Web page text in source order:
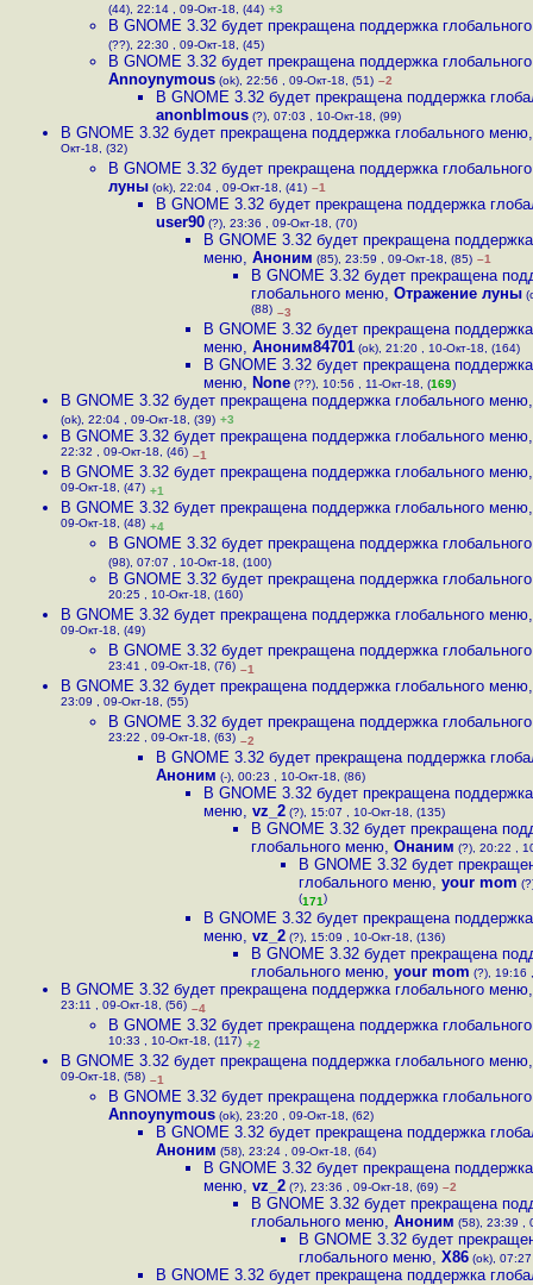
(44), 22:14 , 09-Окт-18, (44) +3
В GNOME 3.32 будет прекращена поддержка
(??), 22:30 , 09-Окт-18, (45)
В GNOME 3.32 будет прекращена поддержка
Annoynymous (ok), 22:56 , 09-Окт-18, (51) –2
В GNOME 3.32 будет прекращена поддержка
anonblmous (?), 07:03 , 10-Окт-18, (99)
В GNOME 3.32 будет прекращена поддержка глобального меню
Окт-18, (32)
В GNOME 3.32 будет прекращена поддержка
луны (ok), 22:04 , 09-Окт-18, (41) –1
В GNOME 3.32 будет прекращена поддержка
user90 (?), 23:36 , 09-Окт-18, (70)
В GNOME 3.32 будет прекращена
меню, Аноним (85), 23:59 , 09-Окт-18, (85) –1
В GNOME 3.32 будет прекращена
глобального меню, Отражение луны
(88) –3
В GNOME 3.32 будет прекращена
меню, Аноним84701 (ok), 21:20 , 10-Окт-18, (164)
В GNOME 3.32 будет прекращена
меню, None (??), 10:56 , 11-Окт-18, (169)
В GNOME 3.32 будет прекращена поддержка глобального меню
(ok), 22:04 , 09-Окт-18, (39) +3
В GNOME 3.32 будет прекращена поддержка глобального меню
22:32 , 09-Окт-18, (46) –1
В GNOME 3.32 будет прекращена поддержка глобального меню
09-Окт-18, (47) +1
В GNOME 3.32 будет прекращена поддержка глобального меню
09-Окт-18, (48) +4
В GNOME 3.32 будет прекращена поддержка
(98), 07:07 , 10-Окт-18, (100)
В GNOME 3.32 будет прекращена поддержка
20:25 , 10-Окт-18, (160)
В GNOME 3.32 будет прекращена поддержка глобального меню
09-Окт-18, (49)
В GNOME 3.32 будет прекращена поддержка
23:41 , 09-Окт-18, (76) –1
В GNOME 3.32 будет прекращена поддержка глобального меню
23:09 , 09-Окт-18, (55)
В GNOME 3.32 будет прекращена поддержка
23:22 , 09-Окт-18, (63) –2
В GNOME 3.32 будет прекращена поддержка
Аноним (-), 00:23 , 10-Окт-18, (86)
В GNOME 3.32 будет прекращена
меню, vz_2 (?), 15:07 , 10-Окт-18, (135)
В GNOME 3.32 будет прекращена
глобального меню, Онаним (?), 20:22 ,
В GNOME 3.32 будет
глобального меню, your mom
(171)
В GNOME 3.32 будет прекращена
меню, vz_2 (?), 15:09 , 10-Окт-18, (136)
В GNOME 3.32 будет прекращена
глобального меню, your mom (?), 19:16
В GNOME 3.32 будет прекращена поддержка глобального меню
23:11 , 09-Окт-18, (56) –4
В GNOME 3.32 будет прекращена поддержка
10:33 , 10-Окт-18, (117) +2
В GNOME 3.32 будет прекращена поддержка глобального меню
09-Окт-18, (58) –1
В GNOME 3.32 будет прекращена поддержка
Annoynymous (ok), 23:20 , 09-Окт-18, (62)
В GNOME 3.32 будет прекращена поддержка
Аноним (58), 23:24 , 09-Окт-18, (64)
В GNOME 3.32 будет прекращена
меню, vz_2 (?), 23:36 , 09-Окт-18, (69) –2
В GNOME 3.32 будет прекращена
глобального меню, Аноним (58), 23:39 ,
В GNOME 3.32 будет
глобального меню, X86 (ok),
В GNOME 3.32 будет прекращена поддержка